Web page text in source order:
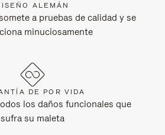
ALEMÁN
a pruebas de calidad y se
minuciosamente
DE POR VIDA
los daños funcionales que
sufra su maleta